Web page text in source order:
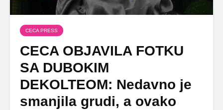
CECA PRESS
CECA OBJAVILA FOTKU
SA DUBOKIM
DEKOLTEOM: Nedavno je
smanjila grudi, a ovako